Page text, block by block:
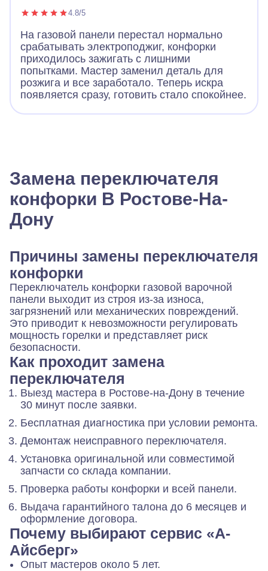
4.8/5
На газовой панели перестал нормально
срабатывать электроподжиг, конфорки
приходилось зажигать с лишними
попытками. Мастер заменил деталь для
розжига и все заработало. Теперь искра
появляется сразу, готовить стало спокойнее.
Замена переключателя
конфорки В Ростове-На-
Дону
Причины замены переключателя
конфорки
Переключатель конфорки газовой варочной
панели выходит из строя из-за износа,
загрязнений или механических повреждений.
Это приводит к невозможности регулировать
мощность горелки и представляет риск
безопасности.
Как проходит замена
переключателя
Выезд мастера в Ростове-на-Дону в течение
30 минут после заявки.
Бесплатная диагностика при условии ремонта.
Демонтаж неисправного переключателя.
Установка оригинальной или совместимой
запчасти со склада компании.
Проверка работы конфорки и всей панели.
Выдача гарантийного талона до 6 месяцев и
оформление договора.
Почему выбирают сервис «А-
Айсберг»
Опыт мастеров около 5 лет.